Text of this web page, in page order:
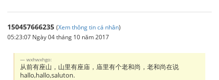
150457666235 (Xem thông tin cá nhân)
05:23:07 Ngày 04 tháng 10 năm 2017
wxhwxhgo:
从前有座山，山里有座庙，庙里有个老和尚，老和尚在说
hallo,hallo,saluton.